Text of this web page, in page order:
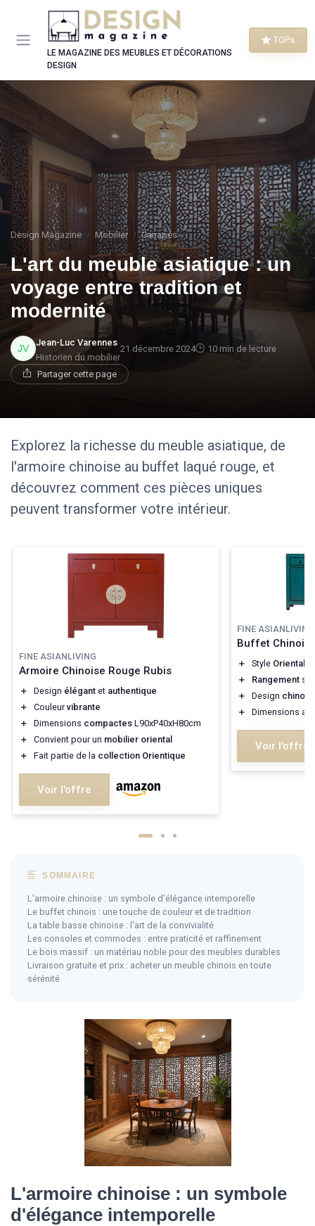
LE MAGAZINE DES MEUBLES ET DÉCORATIONS
DESIGN
TOPs
Design Magazine Mobilier Canapés
L'art du meuble asiatique : un
voyage entre tradition et
modernité
Jean-Luc Varennes
Historien du mobilier
21 décembre 2024 10 min de lecture
Partager cette page
Explorez la richesse du meuble asiatique, de
l'armoire chinoise au buffet laqué rouge, et
découvrez comment ces pièces uniques
peuvent transformer votre intérieur.
FINE ASIANLIVING
Armoire Chinoise Rouge Rubis
＋ Design élégant et authentique
＋
Couleurvibrante
＋
Dimensions compactes L90xP40xH80cm
＋
Convient pour un mobilier oriental
＋
Fait partie de la collection Orientique
Voir l'offre
FINE ASIANLIVING
Buffet Chinois
＋ Style Oriental
＋
Rangement
＋
Design chinois
＋
Dimensions
Voir l'offre
SOMMAIRE
L'armoire chinoise : un symbole d'élégance intemporelle
Le buffet chinois : une touche de couleur et de tradition
La table basse chinoise : l'art de la convivialité
Les consoles et commodes : entre praticité et raffinement
Le bois massif : un matériau noble pour des meubles durables
Livraison gratuite et prix : acheter un meuble chinois en toute
sérénité
L'armoire chinoise : un symbole
d'élégance intemporelle
Panneau de gestion des cookies